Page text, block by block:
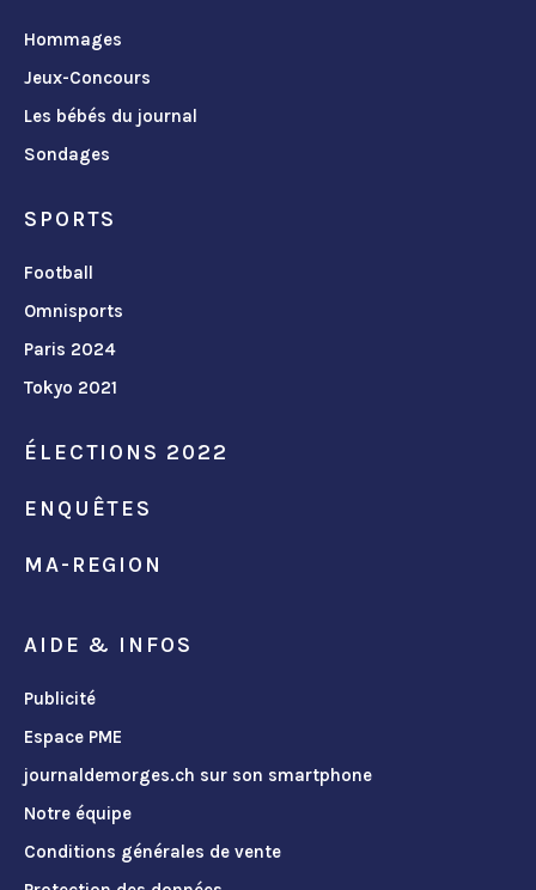
Hommages
Jeux-Concours
Les bébés du journal
Sondages
SPORTS
Football
Omnisports
Paris 2024
Tokyo 2021
ÉLECTIONS 2022
ENQUÊTES
MA-REGION
AIDE & INFOS
Publicité
Espace PME
journaldemorges.ch sur son smartphone
Notre équipe
Conditions générales de vente